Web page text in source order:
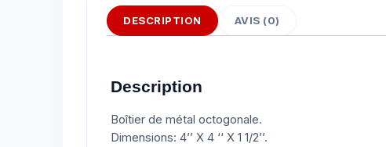
DESCRIPTION AVIS (0)
Description
Boîtier de métal octogonale.
Dimensions: 4’’ X 4 ‘‘ X 1 1/2’’.